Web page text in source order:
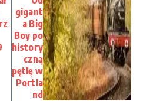
gigant
a Big
Boy po
history
czną
pętlę w
Portla
nd